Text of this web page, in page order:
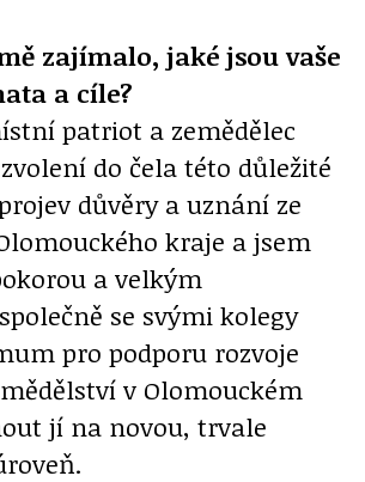
zajímalo, jaké jsou vaše
a cíle?
patriot a zemědělec
do čela této důležité
důvěry a uznání ze
kraje a jsem
a velkým
se svými kolegy
pro podporu rozvoje
v Olomouckém
jí na novou, trvale